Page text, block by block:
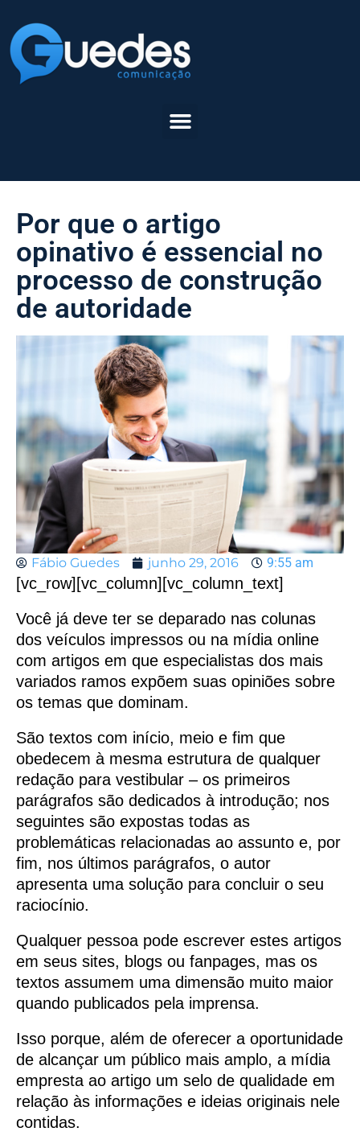
Por que o artigo
opinativo é essencial no
processo de construção
de autoridade
Fábio Guedes junho 29, 2016 9:55 am
[vc_row][vc_column][vc_column_text]
Você já deve ter se deparado nas colunas
dos veículos impressos ou na mídia online
com artigos em que especialistas dos mais
variados ramos expõem suas opiniões sobre
os temas que dominam.
São textos com início, meio e fim que
obedecem à mesma estrutura de qualquer
redação para vestibular – os primeiros
parágrafos são dedicados à introdução; nos
seguintes são expostas todas as
problemáticas relacionadas ao assunto e, por
fim, nos últimos parágrafos, o autor
apresenta uma solução para concluir o seu
raciocínio.
Qualquer pessoa pode escrever estes artigos
em seus sites, blogs ou fanpages, mas os
textos assumem uma dimensão muito maior
quando publicados pela imprensa.
Isso porque, além de oferecer a oportunidade
de alcançar um público mais amplo, a mídia
empresta ao artigo um selo de qualidade em
relação às informações e ideias originais nele
contidas.